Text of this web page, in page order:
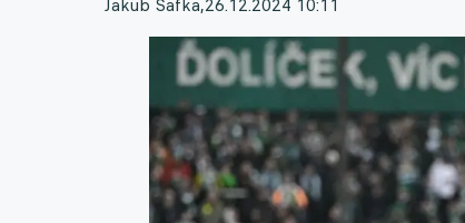
Jakub Šafka,26.12.2024 10:11